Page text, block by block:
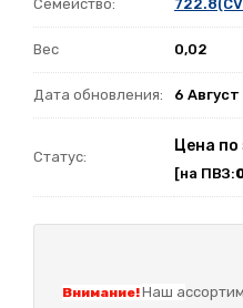
Семейство:
Вес 0,02
Дата обновления: 6
Статус:
Цена по
[на ПВЗ:
Внимание!Наш а